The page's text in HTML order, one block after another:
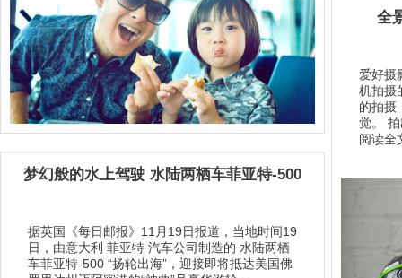
全
爱好摄
机拍摄
的拍摄
觉。
阅读全
梦幻般的水上驾驶 水陆两栖车菲亚特-500
据英国《每日邮报》11月19日报道，当地时间19
日，由意大利 菲亚特 汽车公司制造的 水陆两栖
车菲亚特-500 “扬轮出海”，迎接即将抵达美国佛